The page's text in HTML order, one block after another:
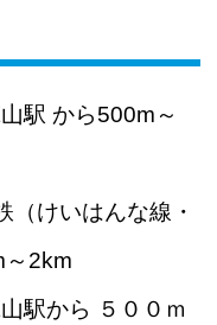
駅 から500m～
（けいはんな線・
～2km
駅から ５００ｍ